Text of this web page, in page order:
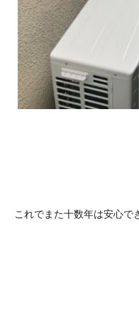
これでまた十数年は安心で